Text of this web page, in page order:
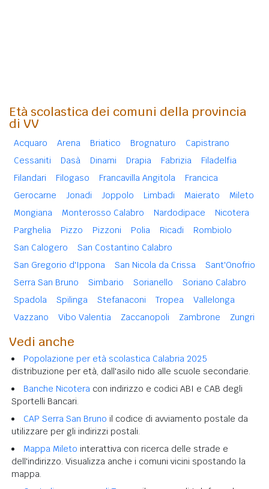
Età scolastica dei comuni della provincia
di VV
Acquaro Arena Briatico Brognaturo
Capistrano
Cessaniti
Dasà Dinami Drapia Fabrizia
Filadelfia
Filandari
Filogaso Francavilla Angitola
Francica
Gerocarne
Jonadi Joppolo Limbadi Maierato
Mileto
Mongiana
Monterosso Calabro Nardodipace
Nicotera
Parghelia
Pizzo Pizzoni Polia Ricadi
Rombiolo
San Calogero
San Costantino Calabro
San Gregorio d'Ippona
San Nicola da Crissa
Sant'Onofrio
Serra San Bruno
Simbario Sorianello
Soriano Calabro
Spadola
Spilinga Stefanaconi Tropea
Vallelonga
Vazzano
Vibo Valentia Zaccanopoli Zambrone Zungri
Vedi anche
Popolazione per età scolastica Calabria 2025
distribuzione per età, dall'asilo nido alle scuole secondarie.
Banche Nicotera con indirizzo e codici ABI e CAB degli
Sportelli Bancari.
CAP Serra San Bruno il codice di avviamento postale da
utilizzare per gli indirizzi postali.
Mappa Mileto interattiva con ricerca delle strade e
dell'indirizzo. Visualizza anche i comuni vicini spostando la
mappa.